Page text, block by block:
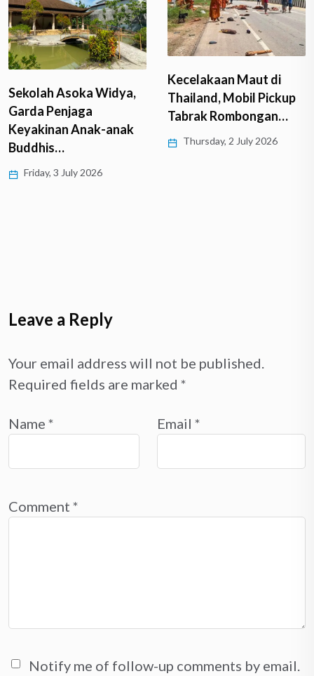
Sekolah Asoka Widya,
Garda Penjaga
Keyakinan Anak-anak
Buddhis…
Friday, 3 July 2026
Kecelakaan Maut di
Thailand, Mobil Pickup
Tabrak Rombongan…
Thursday, 2 July 2026
Leave a Reply
Your email address will not be published.
Required fields are marked *
Name * Email *
Comment *
Notify me of follow-up comments by email.